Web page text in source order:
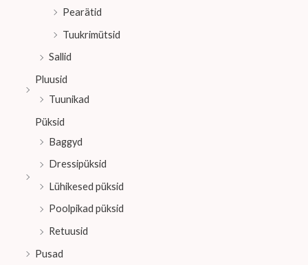
Pearätid
Tuukrimütsid
Sallid
Pluusid
Tuunikad
Püksid
Baggyd
Dressipüksid
Lühikesed püksid
Poolpikad püksid
Retuusid
Pusad